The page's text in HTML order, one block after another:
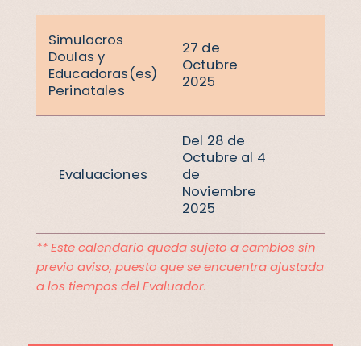
Simulacros
Doulas y
Educadoras(es)
Perinatales
27 de
Octubre
2025
Evaluaciones
Del 28 de
Octubre al 4
de
Noviembre
2025
** Este calendario queda sujeto a cambios sin
previo aviso, puesto que se encuentra ajustada
a los tiempos delEvaluador.